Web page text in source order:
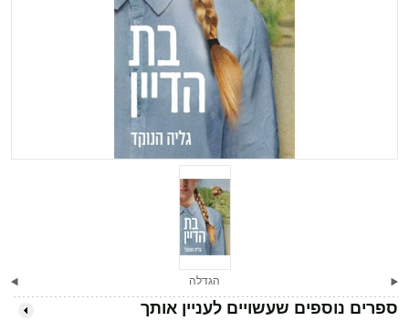
הגדלה
ספרים נוספים שעשויים לעניין אותך